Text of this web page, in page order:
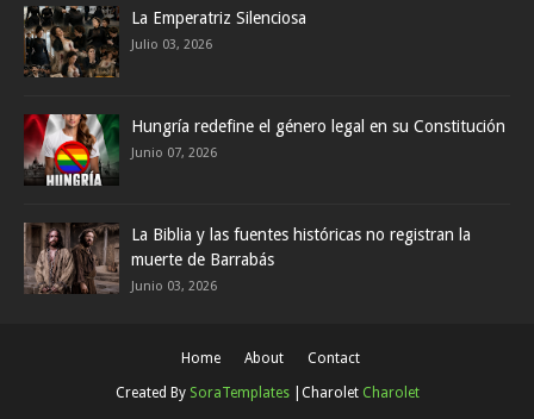
La Emperatriz Silenciosa
Julio 03, 2026
Hungría redefine el género legal en su Constitución
Junio 07, 2026
La Biblia y las fuentes históricas no registran la
muerte de Barrabás
Junio 03, 2026
Home About Contact
Created By SoraTemplates|Charolet Charolet